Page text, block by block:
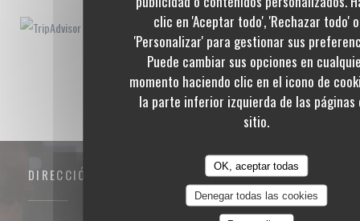
clic en 'Aceptar todo', 'Rechazar todo' o
'Personalizar' para gestionar sus
Puede cambiar sus opciones en
momento haciendo clic en el icono de
la parte inferior izquierda de las páginas
sitio.
OK, aceptar todas
Denegar todas las cookies
DIRECCIÓN